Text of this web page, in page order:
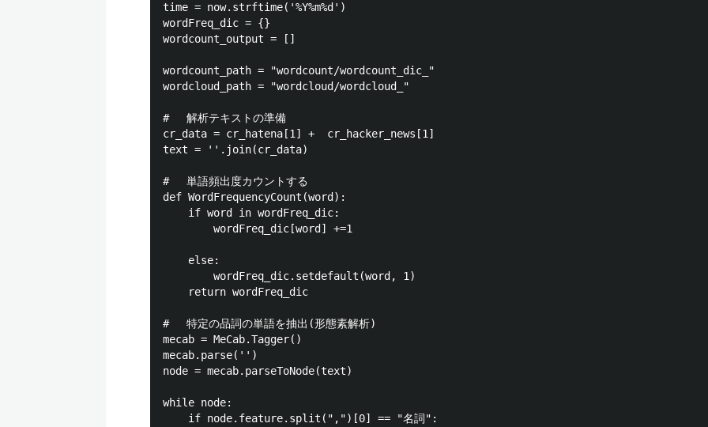
time = now.strftime('%Y%m%d')
wordFreq_dic = {}
wordcount_output = []
wordcount_path = "wordcount/wordcount_dic_"
wordcloud_path = "wordcloud/wordcloud_"
# 　解析テキストの準備
cr_data = cr_hatena[1] +  cr_hacker_news[1]
text = ''.join(cr_data)
# 　単語頻出度カウントする
def WordFrequencyCount(word):
    if word in wordFreq_dic:
        wordFreq_dic[word] +=1
    else:
        wordFreq_dic.setdefault(word, 1)
    return wordFreq_dic
# 　特定の品詞の単語を抽出(形態素解析)
mecab = MeCab.Tagger()
mecab.parse('')
node = mecab.parseToNode(text)
while node:
    if node.feature.split(",")[0] == "名詞":